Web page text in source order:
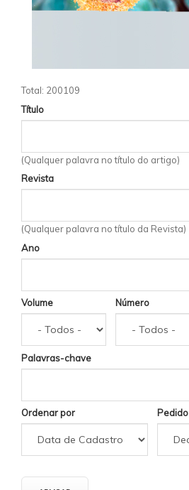
Total: 200109
Título
(Qualquer palavra no título do artigo)
Revista
(Qualquer palavra no título da Revista)
Ano
Volume Número
Palavras-chave
Ordenar por Pedido